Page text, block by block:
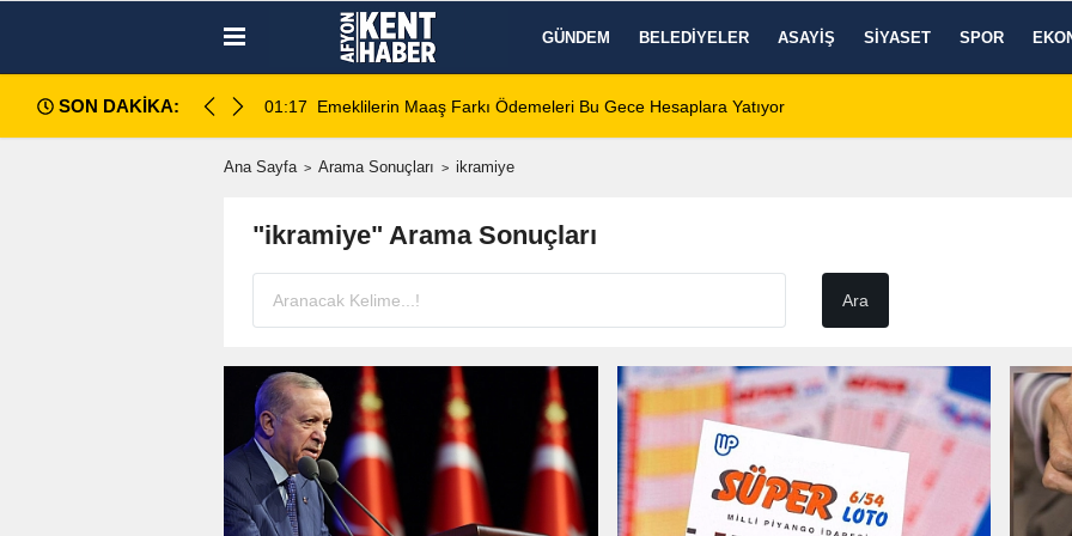
GÜNDEM BELEDIYELER ASAYIŞ SIYASET SPOR
SON DAKİKA:
açıklandı 01:17 Emeklilerin Maaş Farkı Ödemeleri Bu Gece Hesaplara Yatıyor Afyonspor için
Ana Sayfa Arama Sonuçları ikramiye
"ikramiye" Arama Sonuçları